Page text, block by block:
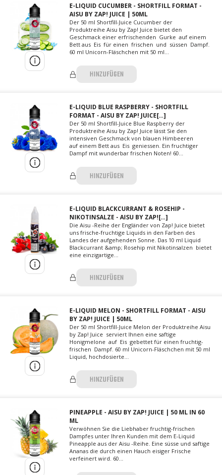
E-LIQUID CUCUMBER - SHORTFILL FORMAT -
AISU BY ZAP! JUICE | 50ML
Der 50 ml Shortfill-Juice Cucumber der
Produktreihe Aisu by Zap! Juice bietet den
Geschmack einer erfrischenden Gurke auf einem
Bett aus Eis für einen frischen und süssen Dampf.
60 ml Unicorn-Fläschchen mit 50 ml...
HINZUFÜGEN
E-LIQUID BLUE RASPBERRY - SHORTFILL
FORMAT - AISU BY ZAP! JUICE[…]
Der 50 ml Shortfill-Juice Blue Raspberry der
Produktreihe Aisu by Zap! Juice lässt Sie den
intensiven Geschmack von blauen Himbeeren
auf einem Bett aus Eis geniessen. Ein fruchtiger
Dampf mit wunderbar frischen Noten! 60...
HINZUFÜGEN
E-LIQUID BLACKCURRANT & ROSEHIP -
NIKOTINSALZE - AISU BY ZAP![…]
Die Aisu -Reihe der Engländer von Zap! Juice bietet
uns frische-fruchtige Liquids in den Farben des
Landes der aufgehenden Sonne. Das 10 ml Liquid
Blackcurrant &amp; Rosehip mit Nikotinsalzen bietet
eine einzigartige...
HINZUFÜGEN
E-LIQUID MELON - SHORTFILL FORMAT - AISU
BY ZAP! JUICE | 50ML
Der 50 ml Shortfill-Juice Melon der Produktreihe Aisu
by Zap! Juice serviert Ihnen eine saftige
Honigmelone auf Eis gebettet für einen fruchtig-
frischen Dampf. 60 ml Unicorn-Fläschchen mit 50 ml
Liquid, hochdosierte...
HINZUFÜGEN
PINEAPPLE - AISU BY ZAP! JUICE | 50 ML IN 60
ML
Verwöhnen Sie die Liebhaber fruchtig-frischen
Dampfes unter Ihren Kunden mit dem E-Liquid
Pineapple aus der Aisu -Reihe. Eine süsse und saftige
Ananas die durch einen Hauch eisiger Frische
verfeinert wird. 60...